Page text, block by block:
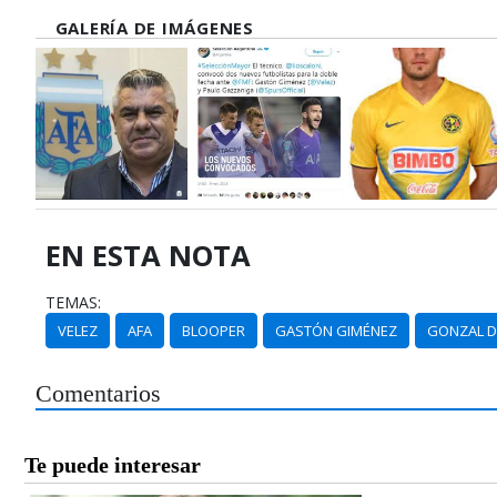
GALERÍA DE IMÁGENES
EN ESTA NOTA
TEMAS:
VELEZ AFA BLOOPER GASTÓN GIMÉNEZ GONZAL
Comentarios